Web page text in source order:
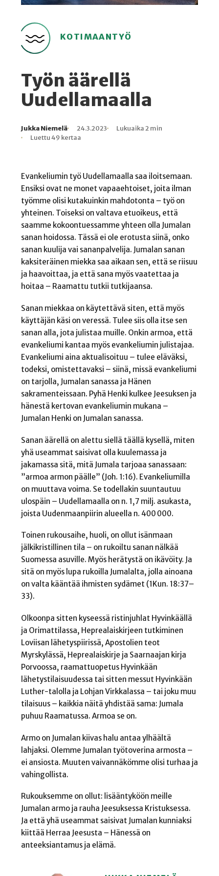
KOTIMAANTYÖ
Työn äärellä
Uudellamaalla
Kirjoittaja
Jukka Niemelä
Julkaistu
24.3.2023
Lukuaika
Lukuaika 2 min
Lukukertoja
Luettu 49 kertaa
Evankeliumin työ Uudellamaalla saa iloitsemaan.
Ensiksi ovat ne monet vapaaehtoiset, joita ilman
työmme olisi kutakuinkin mahdotonta – työ on
yhteinen. Toiseksi on valtava etuoikeus, että
saamme kokoontuessamme yhteen olla Jumalan
sanan hoidossa. Tässä ei ole erotusta siinä, onko
sanan kuulija vai sananpalvelija. Jumalan sanan
kaksiteräinen miekka saa aikaan sen, että se riisuu
ja haavoittaa, ja että sana myös vaatettaa ja
hoitaa – Raamattu tutkii tutkijaansa.
Sanan miekkaa on käytettävä siten, että myös
käyttäjän käsi on veressä. Tulee siis olla itse sen
sanan alla, jota julistaa muille. Onkin armoa, että
evankeliumi kantaa myös evankeliumin julistajaa.
Evankeliumi aina aktualisoituu – tulee eläväksi,
todeksi, omistettavaksi – siinä, missä evankeliumi
on tarjolla, Jumalan sanassa ja Hänen
sakramenteissaan. Pyhä Henki kulkee Jeesuksen ja
hänestä kertovan evankeliumin mukana –
Jumalan Henki on Jumalan sanassa.
Sanan äärellä on alettu siellä täällä kysellä, miten
yhä useammat saisivat olla kuulemassa ja
jakamassa sitä, mitä Jumala tarjoaa sanassaan:
”armoa armon päälle” (Joh. 1:16). Evankeliumilla
on muuttava voima. Se todellakin suuntautuu
ulospäin – Uudellamaalla on n. 1,7 milj. asukasta,
joista Uudenmaanpiirin alueella n. 400 000.
Toinen rukousaihe, huoli, on ollut isänmaan
jälkikristillinen tila – on rukoiltu sanan nälkää
Suomessa asuville. Myös herätystä on ikävöity. Ja
sitä on myös lupa rukoilla Jumalalta, jolla ainoana
on valta kääntää ihmisten sydämet (1Kun. 18:37–
33).
Olkoonpa sitten kyseessä ristinjuhlat Hyvinkäällä
ja Orimattilassa, Heprealaiskirjeen tutkiminen
Loviisan lähetyspiirissä, Apostolien teot
Myrskylässä, Heprealaiskirje ja Saarnaajan kirja
Porvoossa, raamattuopetus Hyvinkään
lähetystilaisuudessa tai sitten messut Hyvinkään
Luther-talolla ja Lohjan Virkkalassa – tai joku muu
tilaisuus – kaikkia näitä yhdistää sama: Jumala
puhuu Raamatussa. Armoa se on.
Armo on Jumalan kiivas halu antaa ylhäältä
lahjaksi. Olemme Jumalan työtoverina armosta –
ei ansiosta. Muuten vaivannäkömme olisi turhaa ja
vahingollista.
Rukouksemme on ollut: lisääntyköön meille
Jumalan armo ja rauha Jeesuksessa Kristuksessa.
Ja että yhä useammat saisivat Jumalan kunniaksi
kiittää Herraa Jeesusta – Hänessä on
anteeksiantamus ja elämä.